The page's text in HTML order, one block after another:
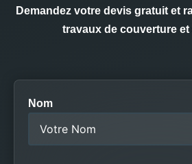
Demandez votre devis gratuit et
travaux de couverture
Nom